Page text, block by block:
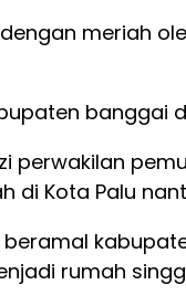
meriah
banggai
perwakilan
di Kota Palu
rumah